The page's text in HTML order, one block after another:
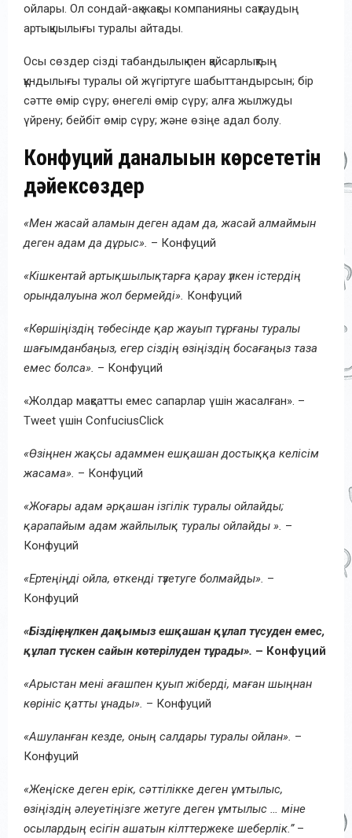
ойлары. Ол сондай-ақ жақсы компанияны сақтаудың
артықшылығы туралы айтады.
Осы сөздер сізді табандылық пен қайсарлықтың
құндылығы туралы ой жүгіртуге шабыттандырсын; бір
сәтте өмір сүру; өнегелі өмір сүру; алға жылжуды
үйрену; бейбіт өмір сүру; және өзіңе адал болу.
Конфуций даналығын көрсететін
дәйексөздер
«Мен жасай аламын деген адам да, жасай алмаймын
деген адам да дұрыс». – Конфуций
«Кішкентай артықшылықтарға қарау үлкен істердің
орындалуына жол бермейді». Конфуций
«Көршіңіздің төбесінде қар жауып тұрғаны туралы
шағымданбаңыз, егер сіздің өзіңіздің босағаңыз таза
емес болса». – Конфуций
«Жолдар мақсатты емес сапарлар үшін жасалған». –
Tweet үшін ConfuciusClick
«Өзіңнен жақсы адаммен ешқашан достыққа келісім
жасама». – Конфуций
«Жоғары адам әрқашан ізгілік туралы ойлайды;
қарапайым адам жайлылық туралы ойлайды ». –
Конфуций
«Ертеңіңді ойла, өткенді түзетуге болмайды». –
Конфуций
«Біздің ең үлкен даңқымыз ешқашан құлап түсуден емес,
құлап түскен сайын көтерілуден тұрады». – Конфуций
«Арыстан мені ағашпен қуып жіберді, маған шыңнан
көрініс қатты ұнады». – Конфуций
«Ашуланған кезде, оның салдары туралы ойлан». –
Конфуций
«Жеңіске деген ерік, сәттілікке деген ұмтылыс,
өзіңіздің әлеуетіңізге жетуге деген ұмтылыс … міне
осылардың есігін ашатын кілттержеке шеберлік.”–